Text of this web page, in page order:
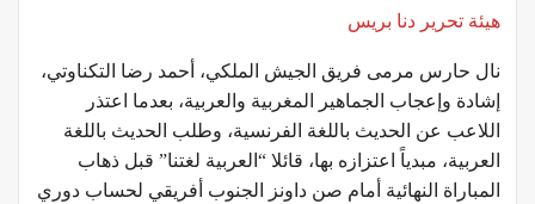
هيئة تحرير دنا بريس
نال حارس مرمى فريق الجيش الملكي، أحمد رضا التكناوتي،
إشادة وإعجاب الجماهير المغربية والعربية، بعدما اعتذر
اللاعب عن الحديث باللغة الفرنسية، وطلب الحديث باللغة
العربية، مبدياً اعتزازه بها، قائلا “العربية لغتنا” قبل ذهاب
المباراة النهائية أمام صن داونز الجنوب أفريقي لحساب دوري